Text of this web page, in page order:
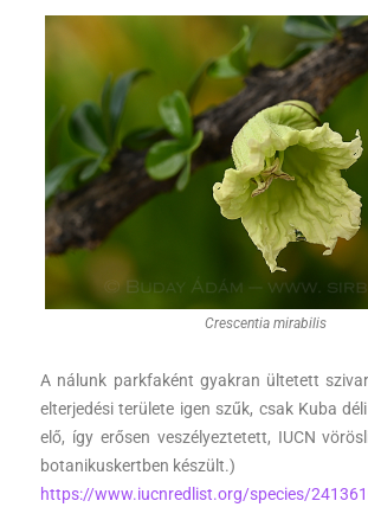
Crescentia mirabilis
A nálunk parkfaként gyakran ültetett
elterjedési területe igen szűk, csak Kuba
elő, így erősen veszélyeztetett, IUCN
botanikuskertben készült.)
https://www.iucnredlist.org/species/